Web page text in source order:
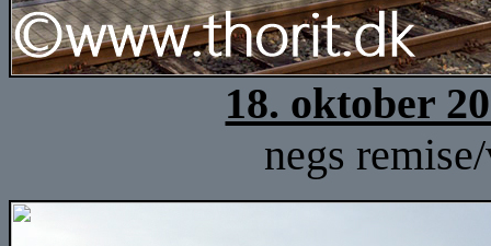
18. oktober
negs